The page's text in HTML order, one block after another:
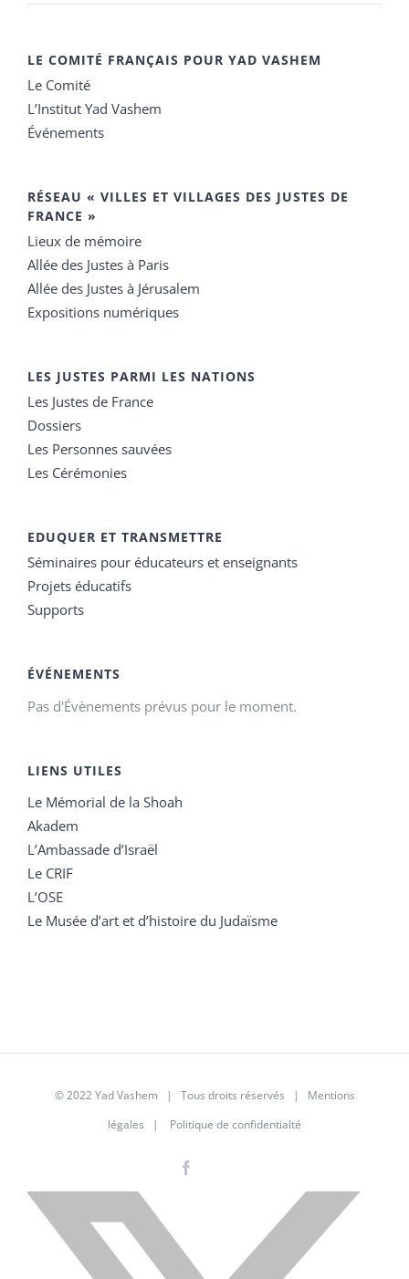
LE COMITÉ FRANÇAIS POUR YAD VASHEM
Le Comité
L’Institut Yad Vashem
Événements
RÉSEAU « VILLES ET VILLAGES DES JUSTES DE
FRANCE »
Lieux de mémoire
Allée des Justes à Paris
Allée des Justes à Jérusalem
Expositions numériques
LES JUSTES PARMI LES NATIONS
Les Justes de France
Dossiers
Les Personnes sauvées
Les Cérémonies
EDUQUER ET TRANSMETTRE
Séminaires pour éducateurs et enseignants
Projets éducatifs
Supports
ÉVÉNEMENTS
Pas d'Évènements prévus pour le moment.
LIENS UTILES
Le Mémorial de la Shoah
Akadem
L’Ambassade d’Israël
Le CRIF
L’OSE
Le Musée d’art et d’histoire du Judaïsme
© 2022 Yad Vashem | Tous droits réservés | Mentions
légales | Politique de confidentialté
X